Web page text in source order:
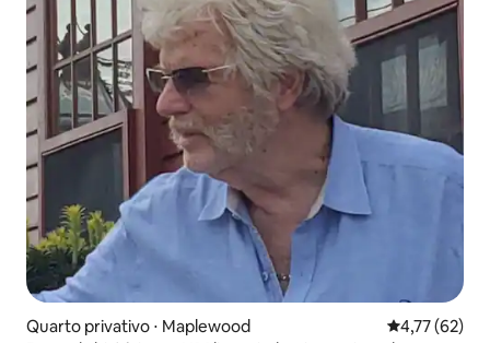
Quarto privativo ⋅ Maplewood 4,77 de uma
4,77 (62)